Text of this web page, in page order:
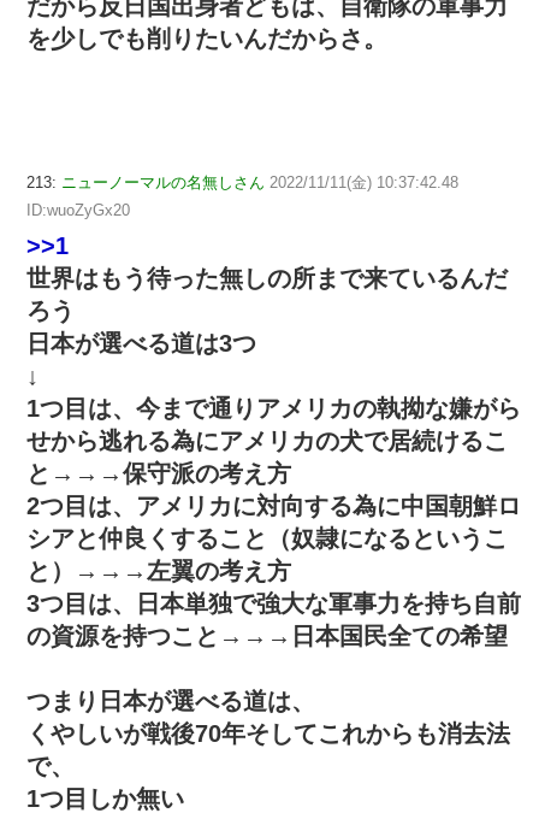
だから反日国出身者どもは、自衛隊の軍事力
を少しでも削りたいんだからさ。
213: ニューノーマルの名無しさん 2022/11/11(金) 10:37:42.48
ID:wuoZyGx20
>>1
世界はもう待った無しの所まで来ているんだ
ろう
日本が選べる道は3つ
↓
1つ目は、今まで通りアメリカの執拗な嫌がら
せから逃れる為にアメリカの犬で居続けるこ
と→→→保守派の考え方
2つ目は、アメリカに対向する為に中国朝鮮ロ
シアと仲良くすること（奴隷になるというこ
と）→→→左翼の考え方
3つ目は、日本単独で強大な軍事力を持ち自前
の資源を持つこと→→→日本国民全ての希望
つまり日本が選べる道は、
くやしいが戦後70年そしてこれからも消去法
で、
1つ目しか無い